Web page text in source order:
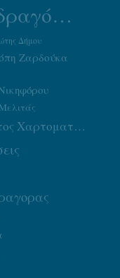
Μανδραγόρας
Δήμου
Ζαρδούκα
Χρήστος Χαρτοματσίδης